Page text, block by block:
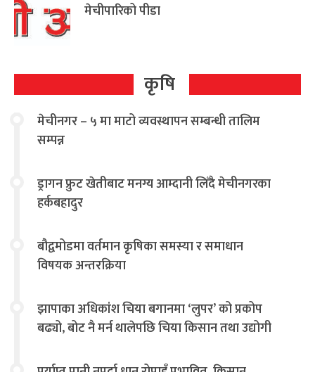
मेचीपारिको पीडा
कृषि
मेचीनगर – ५ मा माटो व्यवस्थापन सम्बन्धी तालिम
सम्पन्न
ड्रागन फ्रुट खेतीबाट मनग्य आम्दानी लिँदै मेचीनगरका
हर्कबहादुर
बौद्वमोडमा वर्तमान कृषिका समस्या र समाधान
विषयक अन्तरक्रिया
झापाका अधिकांश चिया बगानमा ‘लुपर’ को प्रकोप
बढ्यो, बोट नै मर्न थालेपछि चिया किसान तथा उद्योगी